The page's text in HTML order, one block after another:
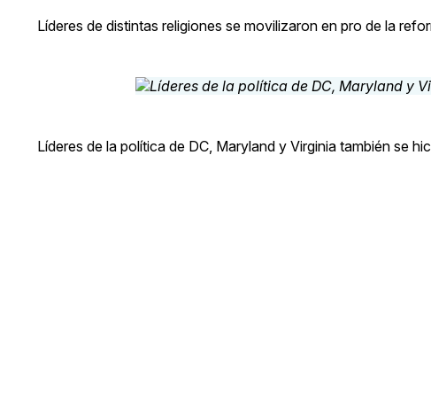
Líderes de distintas religiones se movilizaron en pro de la
Líderes de la política de DC, Maryland y Virginia también se